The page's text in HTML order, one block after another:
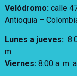
Velódromo: calle
Antioquia –
Lunes a jueves:
m.
Viernes: 8:00 a. m.